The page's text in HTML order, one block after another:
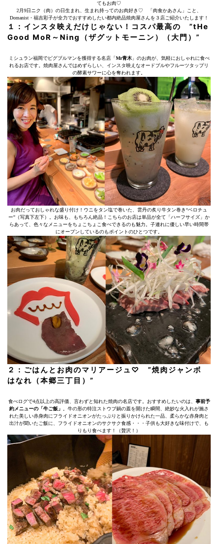
てもお肉♡
2月9日ニク（肉）の日生まれ、生まれ持ってのお肉好き♡ 「肉食かあさん」こと、
Domanist・福吉彩子が全力でおすすめしたい都内絶品焼肉屋さんを３店ご紹介いたします！
１：インスタ映えだけじゃない！コスパ最高の ”tHe
Good MoR～Ning（ザグットモーニン）（大門）”
ミシュラン福岡でピグブルマンを獲得する名店「Mr青木」のお肉が、気軽におしゃれに食べ
れるお店です。焼肉屋さんではめずらしい、インスタ映えなオードブルやフルーツタップリ
の酵素サワーに心を奪われます。
お肉だっておしゃれな盛り付け！ウニをタン塩で巻いた、雲丹の炙り牛タン巻き“ベロチュ
ー”（写真下左下）。お味も、もちろん絶品！こちらのお店は単品が全て「ハーフサイズ」か
らあって、色々なメニューをちょこちょこ食べできるのも魅力。子連れに優しい早い時間帯
にオープンしているのもポイントのひとつです。
２：ごはんとお肉のマリアージュ♡ ”焼肉ジャンボ
はなれ（本郷三丁目）”
食べログで4点以上の高評価、言わずと知れた焼肉の名店です。おすすめしたいのは、 事前予
約メニューの「牛ご飯」
。牛の形の特注ストウブ鍋の蓋を開けた瞬間、絶妙な火入れが施さ
れた美しい赤身肉にフライドオニオンがたっぷりと振りかけられた一品、柔らかな赤身肉と
出汁が聞いたご飯に、フライドオニオンのサクサク食感・・・子供も大好きな味付けで、も
りもり食べます！（贅沢！）